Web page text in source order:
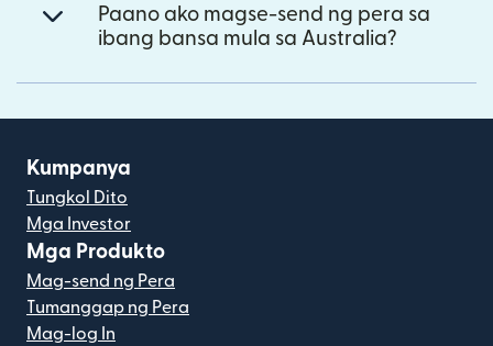
Paano ako magse-send ng pera sa
ibang bansa mula sa Australia?
Kumpanya
Tungkol Dito
Mga Investor
Mga Produkto
Mag-send ng Pera
Tumanggap ng Pera
Mag-log In